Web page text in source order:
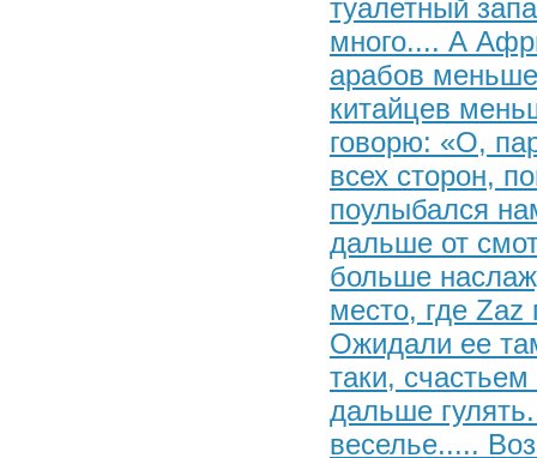
туалетный
много.... А
арабов
китайцев
говорю: «О,
всех сторон,
поулыбался
дальше от
больше
место, где Zaz
Ожидали ее
таки,
дальше
веселье.....